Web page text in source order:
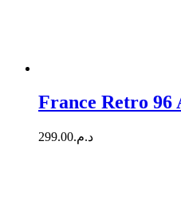
France Retro 96
د.م.299.00